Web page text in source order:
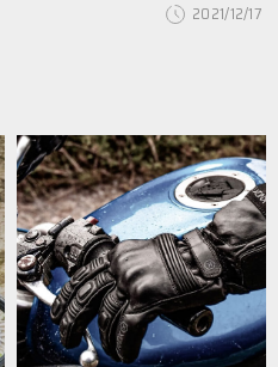
2021/12/17